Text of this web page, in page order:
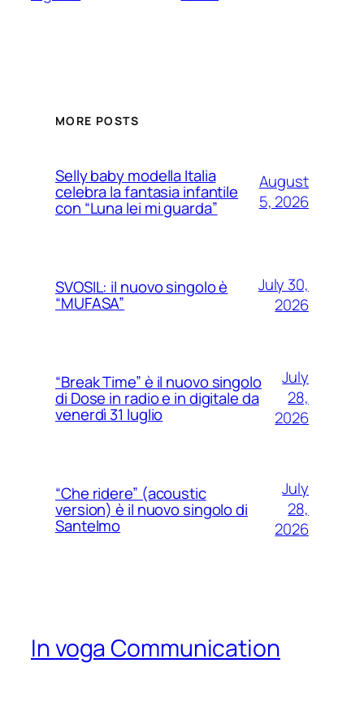
MORE POSTS
Selly baby modella Italia
celebra la fantasia infantile
con “Luna lei mi guarda”
August
5, 2026
SVOSIL: il nuovo singolo è
“MUFASA”
July 30,
2026
“Break Time” è il nuovo singolo
di Dose in radio e in digitale da
venerdì 31 luglio
July
28,
2026
“Che ridere” (acoustic
version) è il nuovo singolo di
Santelmo
July
28,
2026
In voga Communication